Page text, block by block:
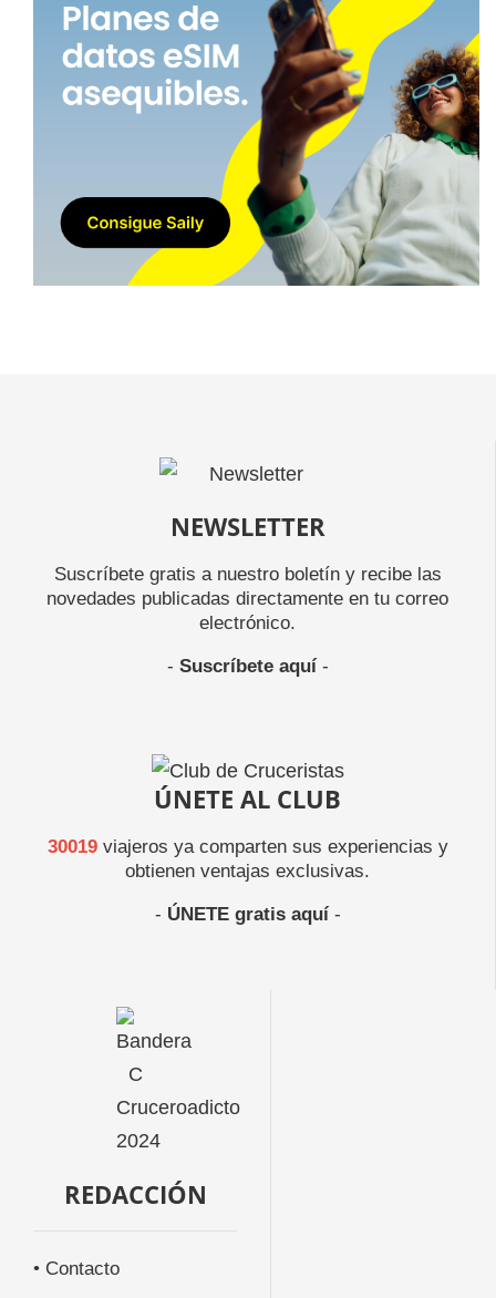
NEWSLETTER
Suscríbete gratis a nuestro boletín y recibe las
novedades publicadas directamente en tu correo
electrónico.
- Suscríbete aquí-
ÚNETE AL CLUB
30019viajeros ya comparten sus experiencias y
obtienen ventajas exclusivas.
- ÚNETE gratis aquí-
REDACCIÓN
• Contacto